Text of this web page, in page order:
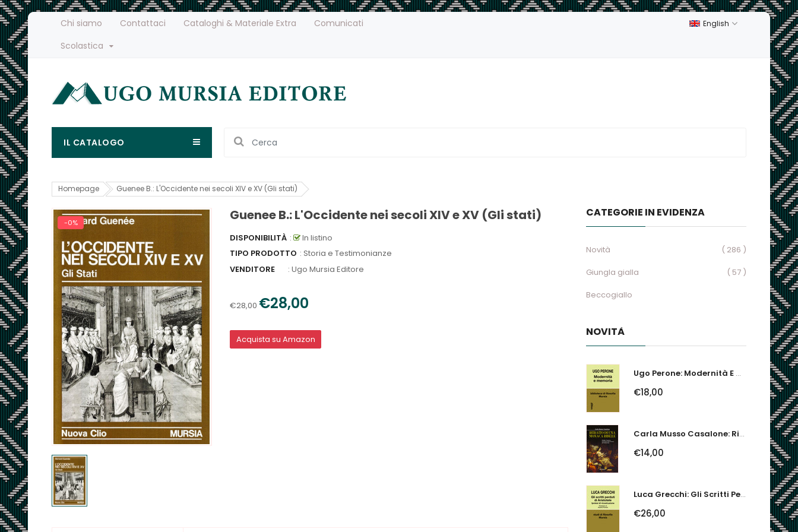
Chi siamo Contattaci Cataloghi & Materiale Extra
Comunicati
Scolastica
English
IL CATALOGO
Homepage Guenee B.: L'Occidente nei secoli XIV e XV (Gli stati)
-0% Guenee B.: L'Occidente nei secoli XIV e XV (Gli stati)
DISPONIBILITÀ :
In listino
TIPO PRODOTTO : Storia e Testimonianze
VENDITORE
: Ugo Mursia Editore
€28,00 €28,00
Acquista su Amazon
CATEGORIE IN EVIDENZA
Novità
( 286 )
Giungla gialla
( 57 )
Beccogiallo
NOVITÀ
Ugo Perone: Modernità E Memoria
€18,00
Carla Musso Casalone: Ritratto Di Una Monaca Ribelle. Brigida Franzone,...
€14,00
Luca Grecchi: Gli Scritti Perduti Di Aristotele. Ipotesi Di Ricostruzione
€26,00